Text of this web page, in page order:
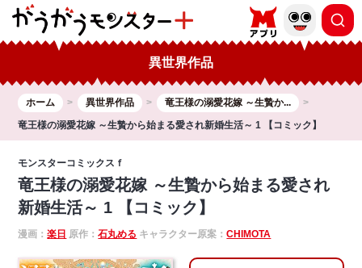
異世界作品
ホーム 異世界作品
竜王様の溺愛花嫁 ～生贄か...
竜王様の溺愛花嫁 ～生贄から始まる愛され新婚生活～ 1 【コミック】
モンスターコミックスｆ
竜王様の溺愛花嫁 ～生贄から始まる愛され
新婚生活～ 1 【コミック】
漫画：楽日 原作：石丸める キャラクター原案：CHIMOTA